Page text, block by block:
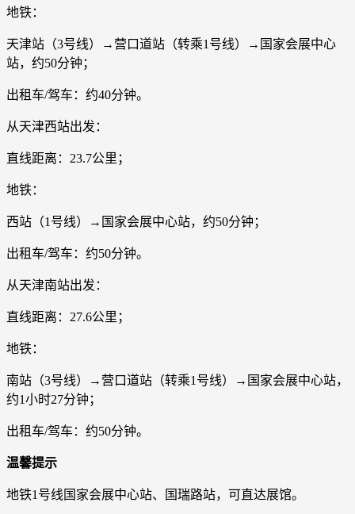
地铁：
天津站（3号线）→营口道站（转乘1号线）→国家会展中心
站，约50分钟；
出租车/驾车：约40分钟。
从天津西站出发：
直线距离：23.7公里；
地铁：
西站（1号线）→国家会展中心站，约50分钟；
出租车/驾车：约50分钟。
从天津南站出发：
直线距离：27.6公里；
地铁：
南站（3号线）→营口道站（转乘1号线）→国家会展中心站，
约1小时27分钟；
出租车/驾车：约50分钟。
温馨提示
地铁1号线国家会展中心站、国瑞路站，可直达展馆。